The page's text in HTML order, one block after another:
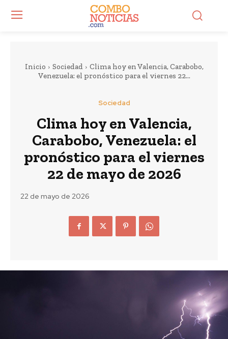
Inicio Sociedad
Clima hoy en Valencia, Carabobo,
Venezuela: el pronóstico para el viernes 22...
Sociedad
Clima hoy en Valencia,
Carabobo, Venezuela: el
pronóstico para el viernes
22 de mayo de 2026
22 de mayo de 2026